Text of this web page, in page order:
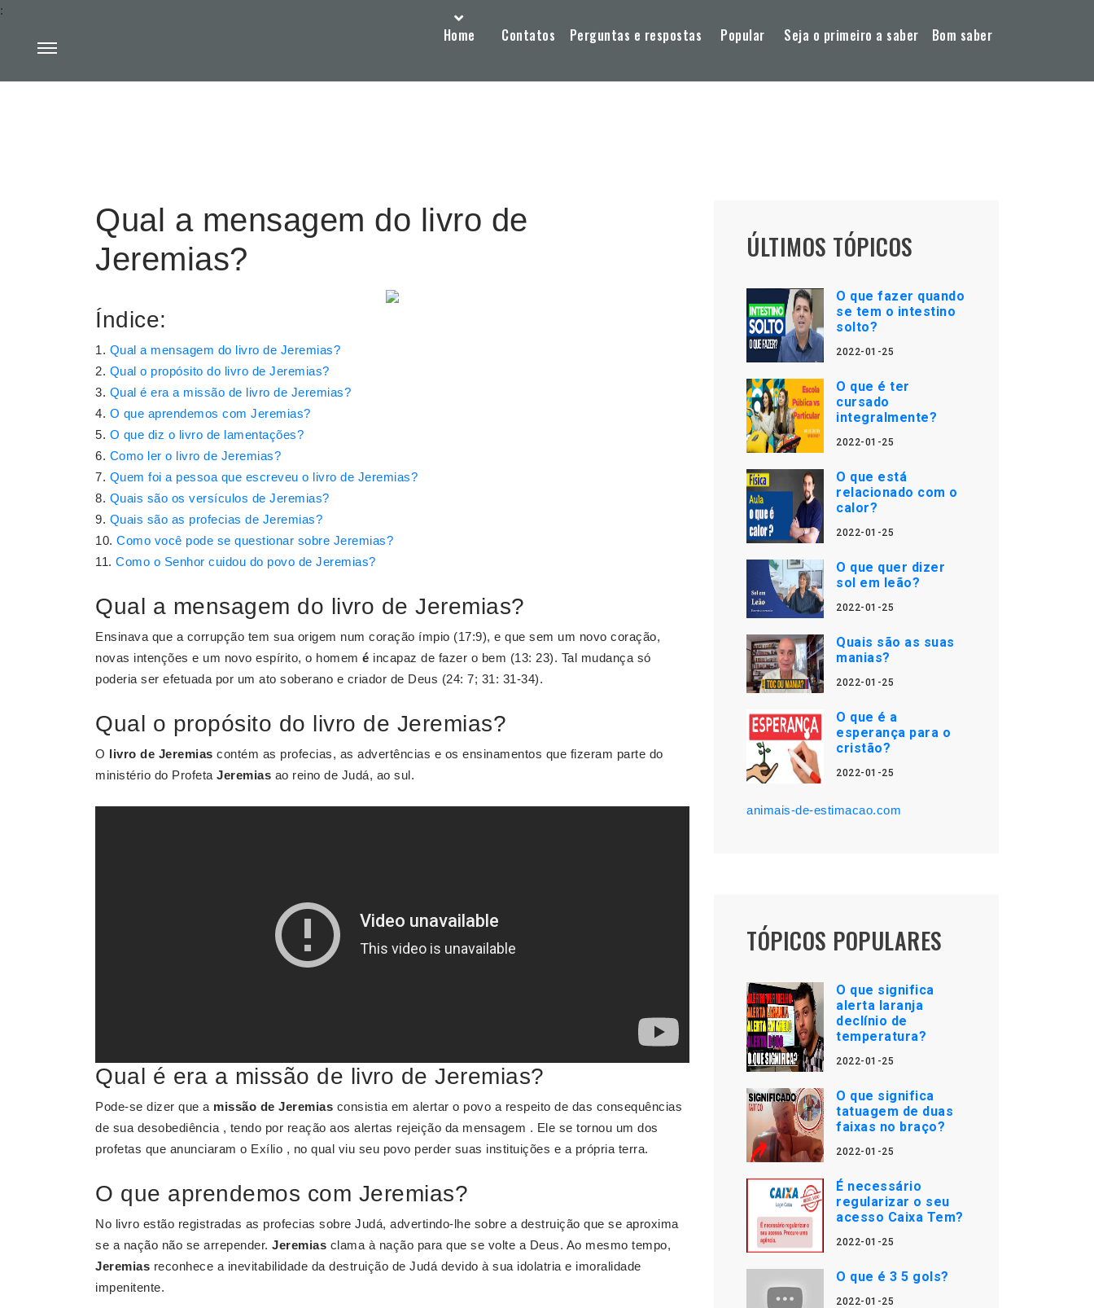
Home Contatos Perguntas e respostas Popular Seja o primeiro a saber Bom saber
:
Qual a mensagem do livro de
Jeremias?
Índice:
Qual a mensagem do livro de Jeremias?
Qual o propósito do livro de Jeremias?
Qual é era a missão de livro de Jeremias?
O que aprendemos com Jeremias?
O que diz o livro de lamentações?
Como ler o livro de Jeremias?
Quem foi a pessoa que escreveu o livro de Jeremias?
Quais são os versículos de Jeremias?
Quais são as profecias de Jeremias?
Como você pode se questionar sobre Jeremias?
Como o Senhor cuidou do povo de Jeremias?
Qual a mensagem do livro de Jeremias?
Ensinava que a corrupção tem sua origem num coração ímpio (17:9), e que sem um novo coração,
novas intenções e um novo espírito, o homem é incapaz de fazer o bem (13: 23). Tal mudança só
poderia ser efetuada por um ato soberano e criador de Deus (24: 7; 31: 31-34).
Qual o propósito do livro de Jeremias?
O livro de Jeremias contém as profecias, as advertências e os ensinamentos que fizeram parte do
ministério do Profeta Jeremias ao reino de Judá, ao sul.
Qual é era a missão de livro de Jeremias?
Pode-se dizer que a missão de Jeremias consistia em alertar o povo a respeito de das consequências
de sua desobediência , tendo por reação aos alertas rejeição da mensagem . Ele se tornou um dos
profetas que anunciaram o Exílio , no qual viu seu povo perder suas instituições e a própria terra.
O que aprendemos com Jeremias?
No livro estão registradas as profecias sobre Judá, advertindo-lhe sobre a destruição que se aproxima
se a nação não se arrepender. Jeremias clama à nação para que se volte a Deus. Ao mesmo tempo,
Jeremias reconhece a inevitabilidade da destruição de Judá devido à sua idolatria e imoralidade
impenitente.
ÚLTIMOS TÓPICOS
O que fazer quando
se tem o intestino
solto?
2022-01-25
O que é ter
cursado
integralmente?
2022-01-25
O que está
relacionado com o
calor?
2022-01-25
O que quer dizer
sol em leão?
2022-01-25
Quais são as suas
manias?
2022-01-25
O que é a
esperança para o
cristão?
2022-01-25
animais-de-estimacao.com
TÓPICOS POPULARES
O que significa
alerta laranja
declínio de
temperatura?
2022-01-25
O que significa
tatuagem de duas
faixas no braço?
2022-01-25
É necessário
regularizar o seu
acesso Caixa Tem?
2022-01-25
O que é 3 5 gols?
2022-01-25